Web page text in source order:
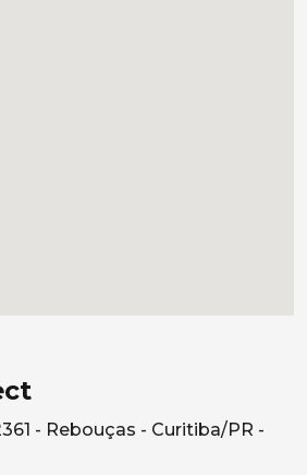
- Rebouças - Curitiba/PR -